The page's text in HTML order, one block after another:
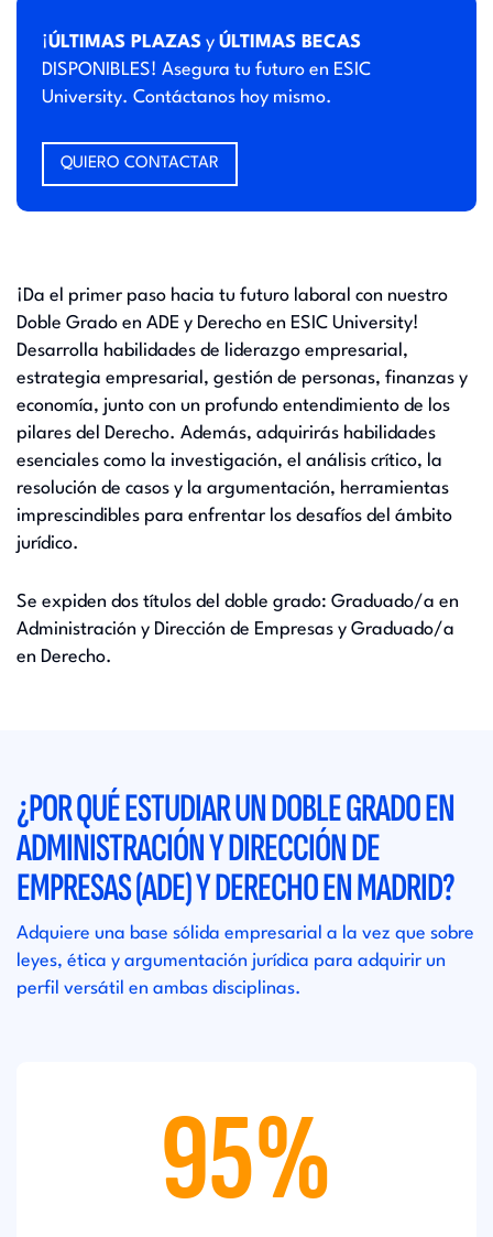
¡ÚLTIMAS PLAZAS y ÚLTIMAS BECAS
DISPONIBLES! Asegura tu futuro en ESIC
University. Contáctanos hoy mismo.
QUIERO CONTACTAR
¡Da el primer paso hacia tu futuro laboral con nuestro
Doble Grado en ADE y Derecho en ESIC University!
Desarrolla habilidades de liderazgo empresarial,
estrategia empresarial, gestión de personas, finanzas y
economía, junto con un profundo entendimiento de los
pilares del Derecho. Además, adquirirás habilidades
esenciales como la investigación, el análisis crítico, la
resolución de casos y la argumentación, herramientas
imprescindibles para enfrentar los desafíos del ámbito
jurídico.
Se expiden dos títulos del doble grado: Graduado/a en
Administración y Dirección de Empresas y Graduado/a
en Derecho.
¿POR QUÉ ESTUDIAR UN DOBLE GRADO EN
ADMINISTRACIÓN Y DIRECCIÓN DE
EMPRESAS (ADE) Y DERECHO EN MADRID?
Adquiere una base sólida empresarial a la vez que sobre
leyes, ética y argumentación jurídica para adquirir un
perfil versátil en ambas disciplinas.
95%